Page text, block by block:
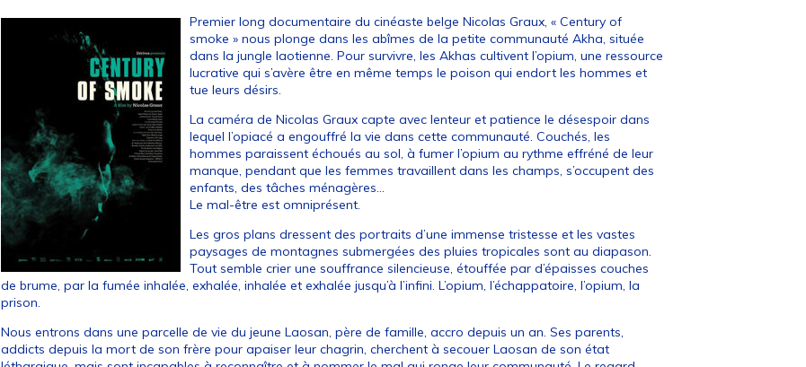
Premier long documentaire du cinéaste belge Nicolas Graux, « Century of
smoke » nous plonge dans les abîmes de la petite communauté Akha, située
dans la jungle laotienne. Pour survivre, les Akhas cultivent l’opium, une ressource
lucrative qui s’avère être en même temps le poison qui endort les hommes et
tue leurs désirs.
La caméra de Nicolas Graux capte avec lenteur et patience le désespoir dans
lequel l’opiacé a engouffré la vie dans cette communauté. Couchés, les
hommes paraissent échoués au sol, à fumer l’opium au rythme effréné de leur
manque, pendant que les femmes travaillent dans les champs, s’occupent des
enfants, des tâches ménagères…
Le mal-être est omniprésent.
Les gros plans dressent des portraits d’une immense tristesse et les vastes
paysages de montagnes submergées des pluies tropicales sont au diapason.
Tout semble crier une souffrance silencieuse, étouffée par d’épaisses couches
de brume, par la fumée inhalée, exhalée, inhalée et exhalée jusqu’à l’infini. L’opium, l’échappatoire, l’opium, la
prison.
Nous entrons dans une parcelle de vie du jeune Laosan, père de famille, accro depuis un an. Ses parents,
addicts depuis la mort de son frère pour apaiser leur chagrin, cherchent à secouer Laosan de son état